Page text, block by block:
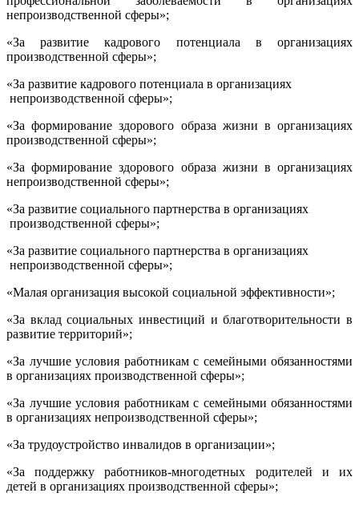
непроизводственной сферы»;
«За развитие кадрового потенциала в организациях
производственной сферы»;
«За развитие кадрового потенциала в организациях
непроизводственной сферы»;
«За формирование здорового образа жизни в организациях
производственной сферы»;
«За формирование здорового образа жизни в организациях
непроизводственной сферы»;
«За развитие социального партнерства в организациях
производственной сферы»;
«За развитие социального партнерства в организациях
непроизводственной сферы»;
«Малая организация высокой социальной эффективности»;
«За вклад социальных инвестиций и благотворительности в
развитие территорий»;
«За лучшие условия работникам с семейными обязанностями
в организациях производственной сферы»;
«За лучшие условия работникам с семейными обязанностями
в организациях непроизводственной сферы»;
«За трудоустройство инвалидов в организации»;
«За поддержку работников-многодетных родителей и их
детей в организациях производственной сферы»;